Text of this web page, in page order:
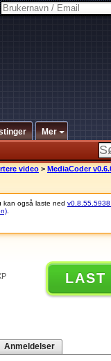
Mer
video > MediaCoder
kan også laste ned v0.8.55.5938
LAST
Anmeldelser